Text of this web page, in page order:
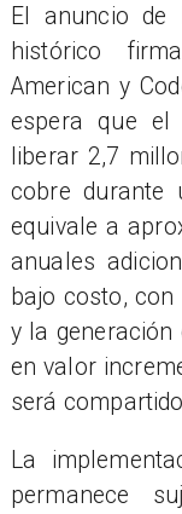
El anuncio de
histórico
American y
espera que el
liberar 2,7
cobre durante
equivale a
anuales
bajo costo,
y la generación
en valor
será
La
permanece